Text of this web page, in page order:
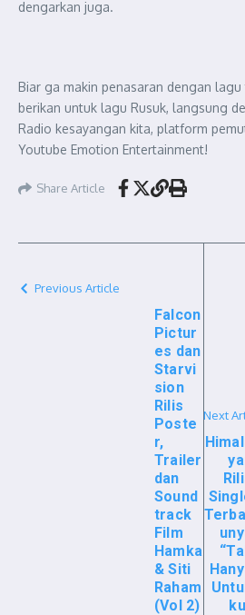
dengarkan juga.
Biar ga makin penasaran dengan lagu
berikan untuk lagu Rusuk, langsung
Radio kesayangan kita, platform
Youtube Emotion Entertainment!
Share Article
Previous Article
Falcon
Pictur
es dan
Starvi
sion
Rilis
Poste
r,
Trailer
dan
Sound
track
Film
Hamka
& Siti
Raham
(Vol 2)
Next